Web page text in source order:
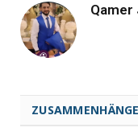
Qamer